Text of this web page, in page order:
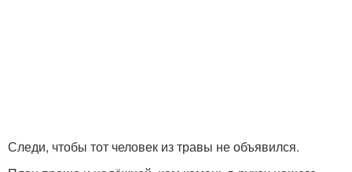
Следи, чтобы тот человек из травы не объявился.